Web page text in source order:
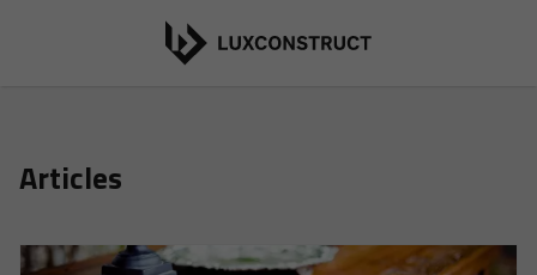
Articles